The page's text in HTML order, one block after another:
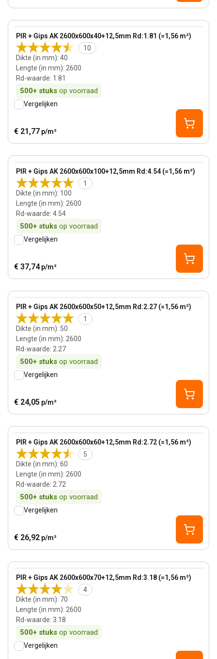
PIR + Gips AK 2600x600x40+12,5mm Rd:1.81 (=1,56 m²)
10
Dikte (in mm): 40
Lengte (in mm): 2600
Rd-waarde: 1.81
500+ stuks op voorraad
View product
Vergelijken
€ 21,77 p/m²
PIR + Gips AK 2600x600x100+12,5mm Rd:4.54 (=1,56 m²)
1
Dikte (in mm): 100
Lengte (in mm): 2600
Rd-waarde: 4.54
500+ stuks op voorraad
View product
Vergelijken
€ 37,74 p/m²
PIR + Gips AK 2600x600x50+12,5mm Rd:2.27 (=1,56 m²)
1
Dikte (in mm): 50
Lengte (in mm): 2600
Rd-waarde: 2.27
500+ stuks op voorraad
View product
Vergelijken
€ 24,05 p/m²
PIR + Gips AK 2600x600x60+12,5mm Rd:2.72 (=1,56 m²)
5
Dikte (in mm): 60
Lengte (in mm): 2600
Rd-waarde: 2.72
500+ stuks op voorraad
View product
Vergelijken
€ 26,92 p/m²
PIR + Gips AK 2600x600x70+12,5mm Rd:3.18 (=1,56 m²)
4
Dikte (in mm): 70
Lengte (in mm): 2600
Rd-waarde: 3.18
500+ stuks op voorraad
View product
Vergelijken